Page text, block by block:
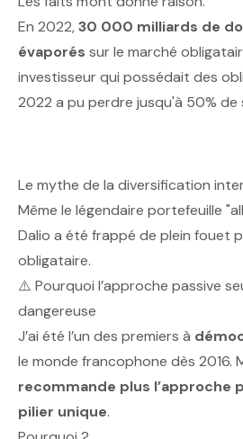
En 2022,30 000 milliards de
évaporés sur le marché
investisseur qui possédait des
2022 a pu perdre jusqu'à 50% de
Le mythe de la diversification
Même le légendaire portefeuille
Dalio a été frappé de plein fouet
obligataire.
⚠️ Pourquoi l’approche passive
dangereuse
J’ai été l’un des premiers à
le monde francophone dès 2016.
recommande plus l’approche
pilier unique.